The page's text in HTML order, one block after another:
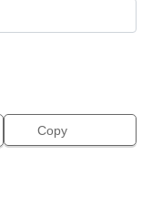
Copy